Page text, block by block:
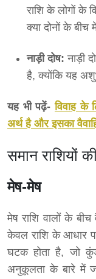
राशि के लोगों के
क्या दोनों के बीच
नाड़ी दोष: नाड़ी
है, क्योंकि यह
यह भी पढ़ें- विवाह के
अर्थ है और इसका
समान राशियों
मेष-मेष
मेष राशि वालों के
केवल राशि के आधार
घटक होता है, जो
अनुकूलता के बारे में